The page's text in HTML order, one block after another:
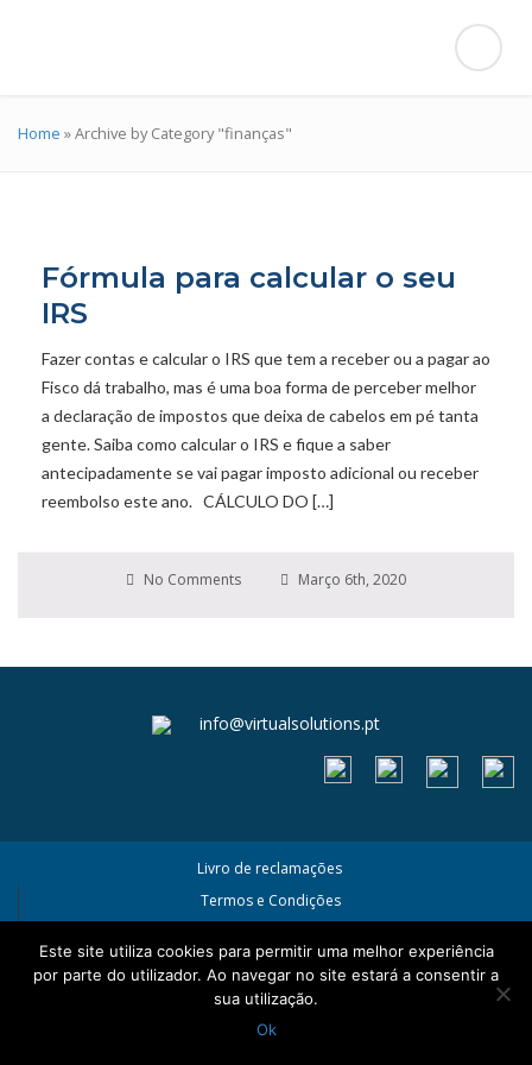
Home »Archive by Category "finanças"
Fórmula para calcular o seu
IRS
Fazer contas e calcular o IRS que tem a receber ou a pagar ao
Fisco dá trabalho, mas é uma boa forma de perceber melhor
a declaração de impostos que deixa de cabelos em pé tanta
gente. Saiba como calcular o IRS e fique a saber
antecipadamente se vai pagar imposto adicional ou receber
reembolso este ano. CÁLCULO DO […]
No Comments Março 6th, 2020
info@virtualsolutions.pt
Livro de reclamações
Termos e Condições
Este site utiliza cookies para permitir uma melhor experiência
por parte do utilizador. Ao navegar no site estará a consentir a
sua utilização.
Ok